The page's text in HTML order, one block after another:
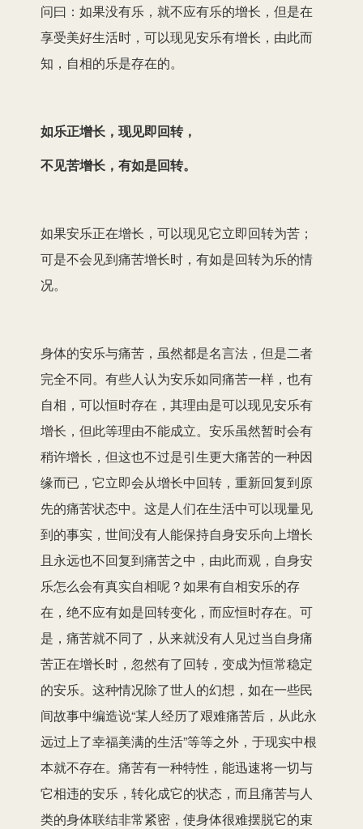
问曰：如果没有乐，就不应有乐的增长，但是在
享受美好生活时，可以现见安乐有增长，由此而
知，自相的乐是存在的。
如乐正增长，现见即回转，
不见苦增长，有如是回转。
如果安乐正在增长，可以现见它立即回转为苦；
可是不会见到痛苦增长时，有如是回转为乐的情
况。
身体的安乐与痛苦，虽然都是名言法，但是二者
完全不同。有些人认为安乐如同痛苦一样，也有
自相，可以恒时存在，其理由是可以现见安乐有
增长，但此等理由不能成立。安乐虽然暂时会有
稍许增长，但这也不过是引生更大痛苦的一种因
缘而已，它立即会从增长中回转，重新回复到原
先的痛苦状态中。这是人们在生活中可以现量见
到的事实，世间没有人能保持自身安乐向上增长
且永远也不回复到痛苦之中，由此而观，自身安
乐怎么会有真实自相呢？如果有自相安乐的存
在，绝不应有如是回转变化，而应恒时存在。可
是，痛苦就不同了，从来就没有人见过当自身痛
苦正在增长时，忽然有了回转，变成为恒常稳定
的安乐。这种情况除了世人的幻想，如在一些民
间故事中编造说“某人经历了艰难痛苦后，从此永
远过上了幸福美满的生活”等等之外，于现实中根
本就不存在。痛苦有一种特性，能迅速将一切与
它相违的安乐，转化成它的状态，而且痛苦与人
类的身体联结非常紧密，使身体很难摆脱它的束